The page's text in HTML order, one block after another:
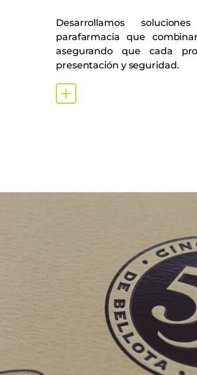
Desarrollamos
parafarmacia que
asegurando que cada
presentación y seguridad.